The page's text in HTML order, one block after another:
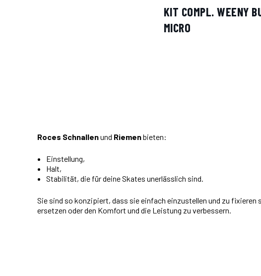
KIT COMPL. WEENY
MICRO
Roces Schnallenund Riemenbieten:
Einstellung,
Halt,
Stabilität, die für deine Skates unerlässlich sind.
Sie sind so konzipiert, dass sie einfach einzustellen und zu fixieren
ersetzen oder den Komfort und die Leistung zu verbessern.